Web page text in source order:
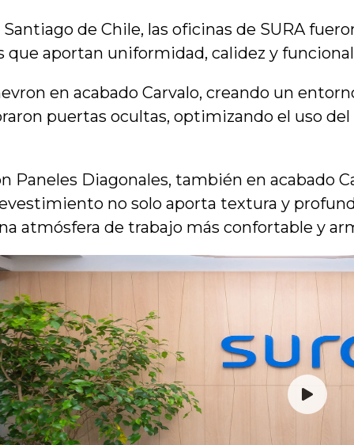
de Chile, las oficinas de SURA
aportan uniformidad, calidez y
en acabado Carvalo, creando un
puertas ocultas, optimizando el uso
Paneles Diagonales, también en acabado
no solo aporta textura y
atmósfera de trabajo más confortable y